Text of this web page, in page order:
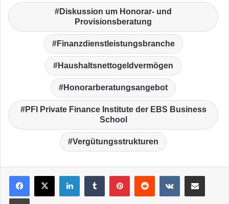
Diskussion um Honorar- und
Provisionsberatung
Finanzdienstleistungsbranche
Haushaltsnettogeldvermögen
Honorarberatungsangebot
PFI Private Finance Institute der EBS Business
School
Vergütungsstrukturen
LinkedIn VKontakte
Drucken